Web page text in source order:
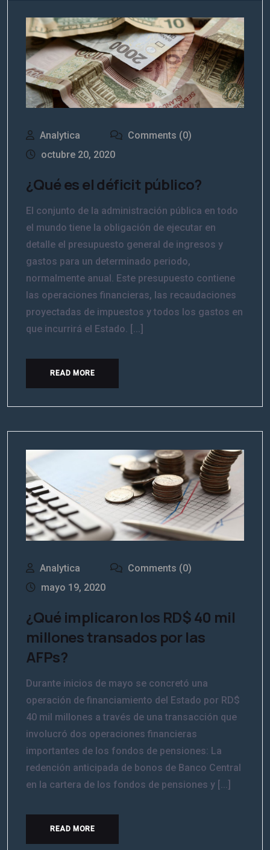
Analytica
Comments (0)
octubre 20, 2020
¿Qué es el déficit público?
El conjunto de la administración pública en todo
el mundo tiene la obligación de ejecutar en
detalle el presupuesto general de ingresos y
gastos para un determinado periodo,
normalmente anual. Este presupuesto contiene
las operaciones financieras, las recaudaciones
proyectadas de impuestos y todos los gastos en
que incurrirá el Estado. [...]
READ MORE
Analytica
Comments (0)
mayo 19, 2020
¿Qué implicaron los RD$ 40 mil
millones transados por las
AFPs?
Durante inicios de mayo se concretó una
operación de financiamiento del Estado por RD$
40 mil millones a través de una transacción que
involucró dos operaciones financieras
importantes de los fondos de pensiones: La
redención anticipada de bonos de Banco Central
en la cartera de los fondos de pensiones y [...]
READ MORE